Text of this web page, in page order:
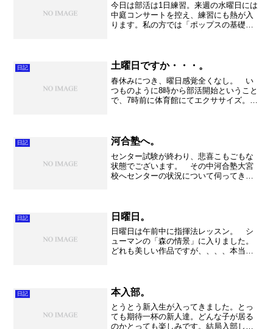
今日は部活は1日練習。来週の水曜日には
中庭コンサートを控え、練習にも熱が入
ります。私の方では「ポップスの基礎合
だまだ甘い、というのが...
日記 土曜日ですか・・・。
春休みにつき、曜日感覚全くなし。 い
つものように8時から部活開始ということ
で、7時前に体育館にてエクササイズ。い
ますが、しっかりと練...
日記 河合塾へ。
センター試験が終わり、悲喜こもごもな
状態でございます。 その中河合塾大宮
校へセンターの状況について伺ってきま
てなので、傾向、パターン...
日記 日曜日。
日曜日は午前中に指揮法レッスン。 シ
ューマンの「森の情景」に入りました。
どれも美しい作品ですが、、、、本当に
先生がとても困ってしまい...
日記 本入部。
とうとう新入生が入ってきました。とっ
ても期待一杯の新人達。どんな子が居る
のかとっても楽しみです。結局入部して